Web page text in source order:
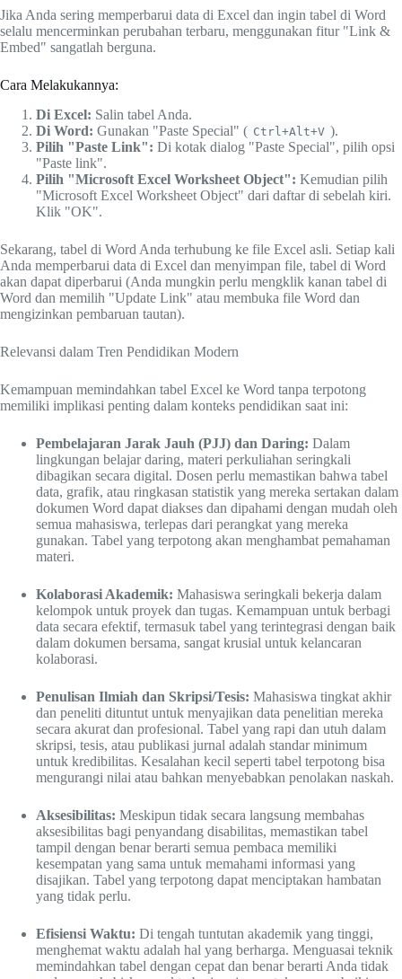
Jika Anda sering memperbarui data di Excel dan ingin tabel di Word
selalu mencerminkan perubahan terbaru, menggunakan fitur "Link &
Embed" sangatlah berguna.
Cara Melakukannya:
Di Excel: Salin tabel Anda.
Di Word: Gunakan "Paste Special" ( Ctrl+Alt+V ).
Pilih "Paste Link": Di kotak dialog "Paste Special", pilih opsi
"Paste link".
Pilih "Microsoft Excel Worksheet Object": Kemudian pilih
"Microsoft Excel Worksheet Object" dari daftar di sebelah kiri.
Klik "OK".
Sekarang, tabel di Word Anda terhubung ke file Excel asli. Setiap kali
Anda memperbarui data di Excel dan menyimpan file, tabel di Word
akan dapat diperbarui (Anda mungkin perlu mengklik kanan tabel di
Word dan memilih "Update Link" atau membuka file Word dan
mengizinkan pembaruan tautan).
Relevansi dalam Tren Pendidikan Modern
Kemampuan memindahkan tabel Excel ke Word tanpa terpotong
memiliki implikasi penting dalam konteks pendidikan saat ini:
Pembelajaran Jarak Jauh (PJJ) dan Daring: Dalam
lingkungan belajar daring, materi perkuliahan seringkali
dibagikan secara digital. Dosen perlu memastikan bahwa tabel
data, grafik, atau ringkasan statistik yang mereka sertakan dalam
dokumen Word dapat diakses dan dipahami dengan mudah oleh
semua mahasiswa, terlepas dari perangkat yang mereka
gunakan. Tabel yang terpotong akan menghambat pemahaman
materi.
Kolaborasi Akademik: Mahasiswa seringkali bekerja dalam
kelompok untuk proyek dan tugas. Kemampuan untuk berbagi
data secara efektif, termasuk tabel yang terintegrasi dengan baik
dalam dokumen bersama, sangat krusial untuk kelancaran
kolaborasi.
Penulisan Ilmiah dan Skripsi/Tesis: Mahasiswa tingkat akhir
dan peneliti dituntut untuk menyajikan data penelitian mereka
secara akurat dan profesional. Tabel yang rapi dan utuh dalam
skripsi, tesis, atau publikasi jurnal adalah standar minimum
untuk kredibilitas. Kesalahan kecil seperti tabel terpotong bisa
mengurangi nilai atau bahkan menyebabkan penolakan naskah.
Aksesibilitas: Meskipun tidak secara langsung membahas
aksesibilitas bagi penyandang disabilitas, memastikan tabel
tampil dengan benar berarti semua pembaca memiliki
kesempatan yang sama untuk memahami informasi yang
disajikan. Tabel yang terpotong dapat menciptakan hambatan
yang tidak perlu.
Efisiensi Waktu: Di tengah tuntutan akademik yang tinggi,
menghemat waktu adalah hal yang berharga. Menguasai teknik
memindahkan tabel dengan cepat dan benar berarti Anda tidak